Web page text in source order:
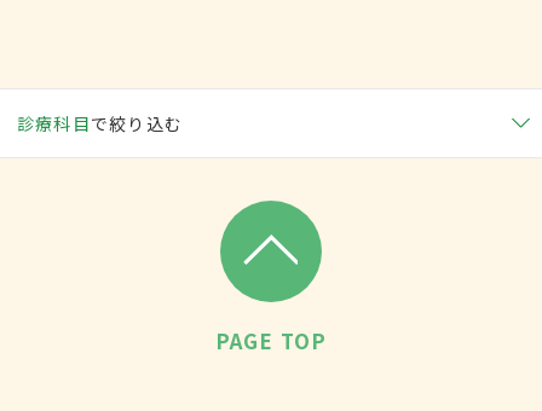
診療科目で絞り込む
PAGE TOP